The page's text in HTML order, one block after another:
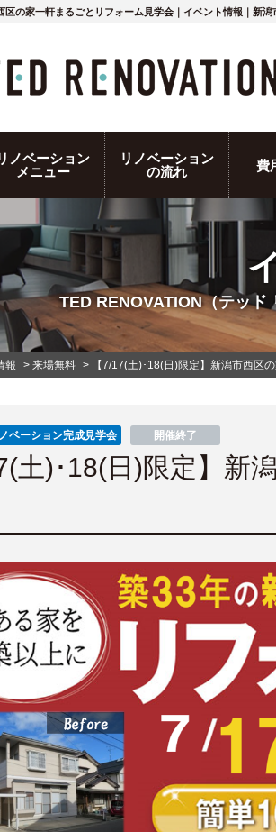
区の家一軒まるごとリフォーム見学会｜イベント情報｜新
ノベーション
メニュー
リノベーション
の流れ
費
TED RENOVATION（テッド
報 > 来場無料 > 【7/17(土)･18(日)限定】新潟市西区
ベーション完成見学会 開催終了
土)･18(日)限定】新